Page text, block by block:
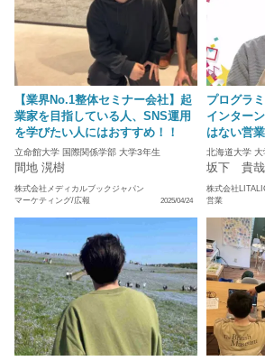
【業界No.1整体セミナー会社】起
業家を目指している人、SNS運用
を学びたい人にはおすすめ！！
立命館大学 国際関係学部 大学3年生
間地 滉樹
株式会社メディカルブックジャパン
マーケティング/広報
2025/04/24
プログラ
インター
はない営
北海道大学 大
坂下 貴哉
株式会社
営業